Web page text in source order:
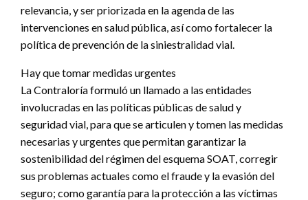
relevancia, y ser priorizada en la agenda de las
intervenciones en salud pública, así como fortalecer la
política de prevención de la siniestralidad vial.
Hay que tomar medidas urgentes
La Contraloría formuló un llamado a las entidades
involucradas en las políticas públicas de salud y
seguridad vial, para que se articulen y tomen las medidas
necesarias y urgentes que permitan garantizar la
sostenibilidad del régimen del esquema SOAT, corregir
sus problemas actuales como el fraude y la evasión del
seguro; como garantía para la protección a las víctimas